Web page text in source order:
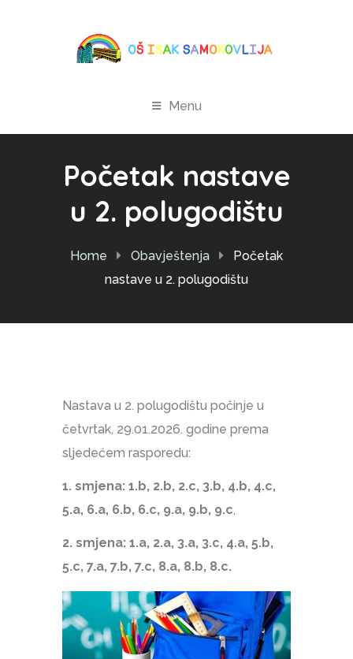
Menu
Početak nastave
u 2. polugodištu
Home Obavještenja
Početak
nastave u 2. polugodištu
Nastava u 2. polugodištu počinje u
četvrtak, 29.01.2026. godine prema
sljedećem rasporedu:
1. smjena: 1.b, 2.b, 2.c, 3.b, 4.b, 4.c,
5.a, 6.a, 6.b, 6.c, 9.a, 9.b, 9.c,
2. smjena: 1.a, 2.a, 3.a, 3.c, 4.a, 5.b,
5.c, 7.a, 7.b, 7.c, 8.a, 8.b, 8.c.